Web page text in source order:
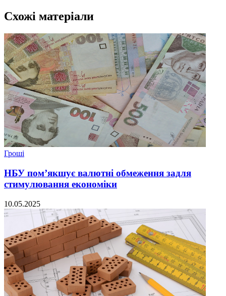
Схожі матеріали
Гроші
НБУ пом’якшує валютні обмеження задля
стимулювання економіки
10.05.2025